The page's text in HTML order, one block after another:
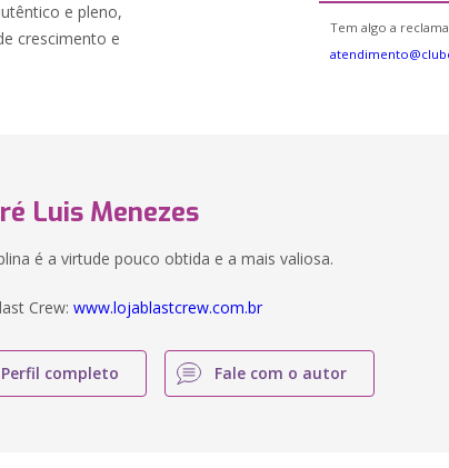
e pleno,
crescimento e
Tem algo a
Luis Menezes
é a virtude pouco obtida e a mais valiosa.
Crew:www.lojablastcrew.com.br
Perfil completo Fale com o autor